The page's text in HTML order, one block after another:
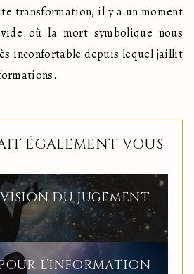
transformation, il y a un moment
où la mort symbolique nous
inconfortable depuis lequel jaillit
ÉGALEMENT VOUS
DU JUGEMENT
L’INFORMATION